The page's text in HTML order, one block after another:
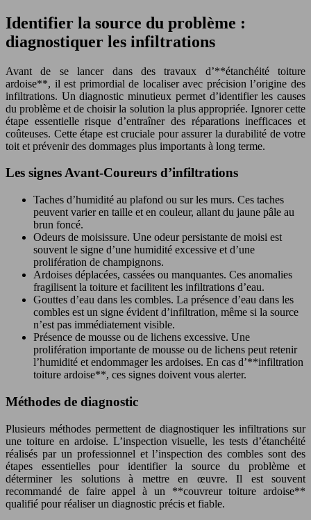
Identifier la source du problème :
diagnostiquer les infiltrations
Avant de se lancer dans des travaux d’**étanchéité toiture
ardoise**, il est primordial de localiser avec précision l’origine des
infiltrations. Un diagnostic minutieux permet d’identifier les causes
du problème et de choisir la solution la plus appropriée. Ignorer cette
étape essentielle risque d’entraîner des réparations inefficaces et
coûteuses. Cette étape est cruciale pour assurer la durabilité de votre
toit et prévenir des dommages plus importants à long terme.
Les signes Avant-Coureurs d’infiltrations
Taches d’humidité au plafond ou sur les murs. Ces taches
peuvent varier en taille et en couleur, allant du jaune pâle au
brun foncé.
Odeurs de moisissure. Une odeur persistante de moisi est
souvent le signe d’une humidité excessive et d’une
prolifération de champignons.
Ardoises déplacées, cassées ou manquantes. Ces anomalies
fragilisent la toiture et facilitent les infiltrations d’eau.
Gouttes d’eau dans les combles. La présence d’eau dans les
combles est un signe évident d’infiltration, même si la source
n’est pas immédiatement visible.
Présence de mousse ou de lichens excessive. Une
prolifération importante de mousse ou de lichens peut retenir
l’humidité et endommager les ardoises. En cas d’**infiltration
toiture ardoise**, ces signes doivent vous alerter.
Méthodes de diagnostic
Plusieurs méthodes permettent de diagnostiquer les infiltrations sur
une toiture en ardoise. L’inspection visuelle, les tests d’étanchéité
réalisés par un professionnel et l’inspection des combles sont des
étapes essentielles pour identifier la source du problème et
déterminer les solutions à mettre en œuvre. Il est souvent
recommandé de faire appel à un **couvreur toiture ardoise**
qualifié pour réaliser un diagnostic précis et fiable.